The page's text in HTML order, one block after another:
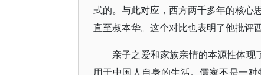
式的。与此对应，西方两千多年的核心
直至叔本华。这个对比也表明了他批评
亲子之爱和家族亲情的本源性体
用于中国人自身的生活。儒家不是一